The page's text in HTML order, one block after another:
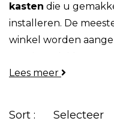
kasten die u
installeren. De
winkel worden
Lees meer
Sort : Selecteer